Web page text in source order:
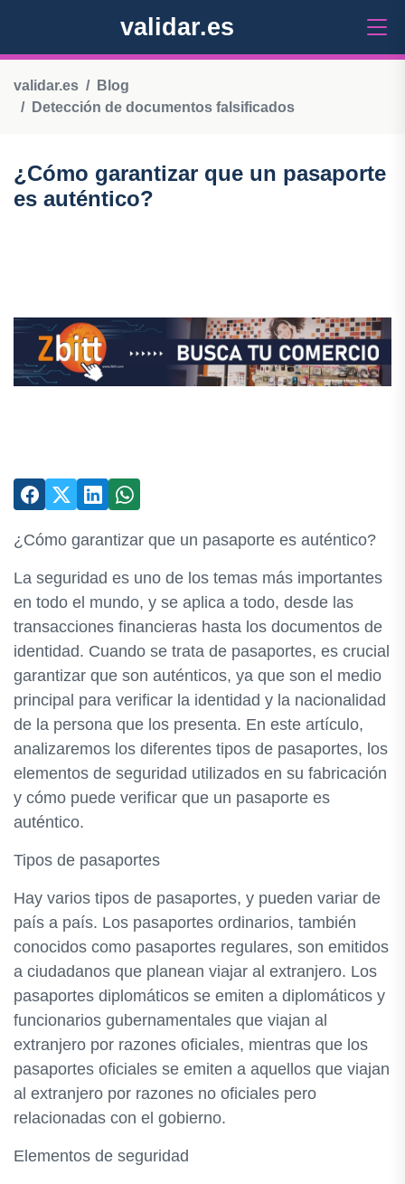
validar.es
validar.es
Blog
Detección de documentos falsificados
¿Cómo garantizar que un pasaporte
es auténtico?
¿Cómo garantizar que un pasaporte es auténtico?
La seguridad es uno de los temas más importantes
en todo el mundo, y se aplica a todo, desde las
transacciones financieras hasta los documentos de
identidad. Cuando se trata de pasaportes, es crucial
garantizar que son auténticos, ya que son el medio
principal para verificar la identidad y la nacionalidad
de la persona que los presenta. En este artículo,
analizaremos los diferentes tipos de pasaportes, los
elementos de seguridad utilizados en su fabricación
y cómo puede verificar que un pasaporte es
auténtico.
Tipos de pasaportes
Hay varios tipos de pasaportes, y pueden variar de
país a país. Los pasaportes ordinarios, también
conocidos como pasaportes regulares, son emitidos
a ciudadanos que planean viajar al extranjero. Los
pasaportes diplomáticos se emiten a diplomáticos y
funcionarios gubernamentales que viajan al
extranjero por razones oficiales, mientras que los
pasaportes oficiales se emiten a aquellos que viajan
al extranjero por razones no oficiales pero
relacionadas con el gobierno.
Elementos de seguridad